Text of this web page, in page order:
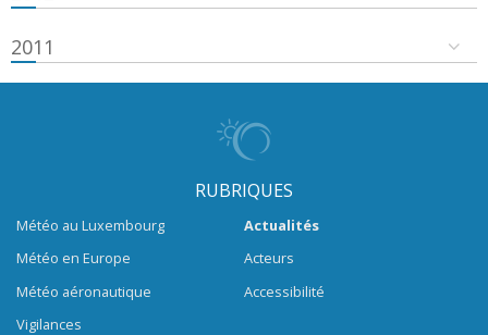
2011
RUBRIQUES
Météo au Luxembourg
Météo en Europe
Météo aéronautique
Vigilances
Actualités
Acteurs
Accessibilité